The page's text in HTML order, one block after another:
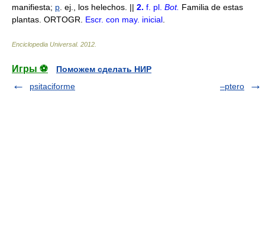
manifiesta; p . ej., los helechos. || 2. f. pl. Bot. Familia de estas
plantas. ORTOGR. Escr. con may. inicial
Enciclopedia Universal. 2012
Игры ⚽
Поможем сделать НИР
psitaciforme
‒ptero